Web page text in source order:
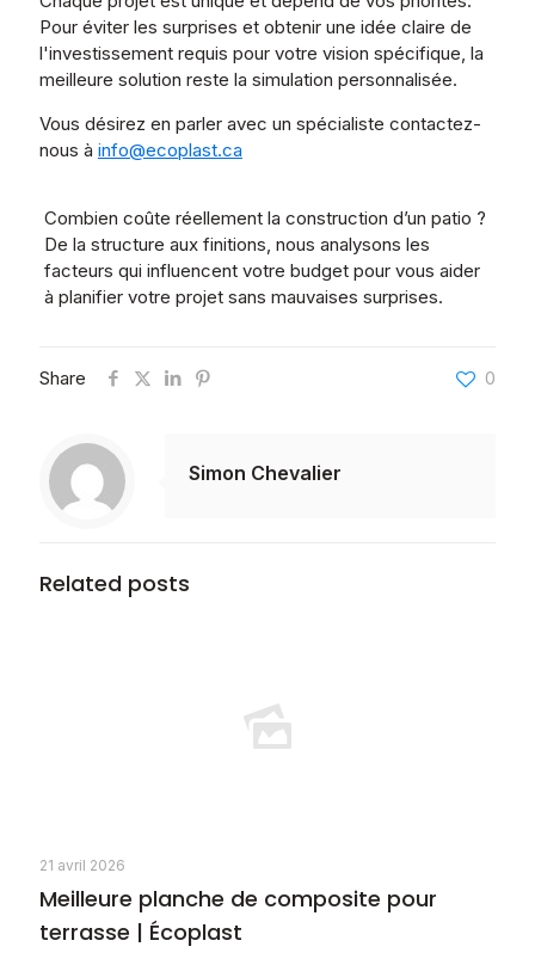
Pour éviter les surprises et obtenir une idée claire de
l'investissement requis pour votre vision spécifique, la
meilleure solution reste la simulation personnalisée.
Vous désirez en parler avec un spécialiste contactez-
nous à info@ecoplast.ca
Combien coûte réellement la construction d’un patio ?
De la structure aux finitions, nous analysons les
facteurs qui influencent votre budget pour vous aider
à planifier votre projet sans mauvaises surprises.
Share 0
Simon Chevalier
Related posts
21 avril 2026
Meilleure planche de composite pour
terrasse | Écoplast